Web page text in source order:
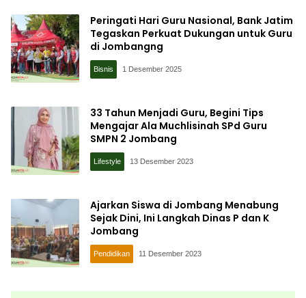
Peringati Hari Guru Nasional, Bank Jatim
Tegaskan Perkuat Dukungan untuk Guru
di Jombangng
Bisnis 1 Desember 2025
33 Tahun Menjadi Guru, Begini Tips
Mengajar Ala Muchlisinah SPd Guru
SMPN 2 Jombang
Lifestyle 13 Desember 2023
Ajarkan Siswa di Jombang Menabung
Sejak Dini, Ini Langkah Dinas P dan K
Jombang
Pendidikan 11 Desember 2023